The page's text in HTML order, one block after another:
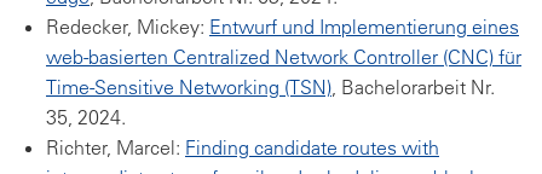
Redecker, Mickey: Entwurf und Implementierung eines
web-basierten Centralized Network Controller (CNC) für
Time-Sensitive Networking (TSN), Bachelorarbeit Nr.
35, 2024.
Richter, Marcel: Finding candidate routes with